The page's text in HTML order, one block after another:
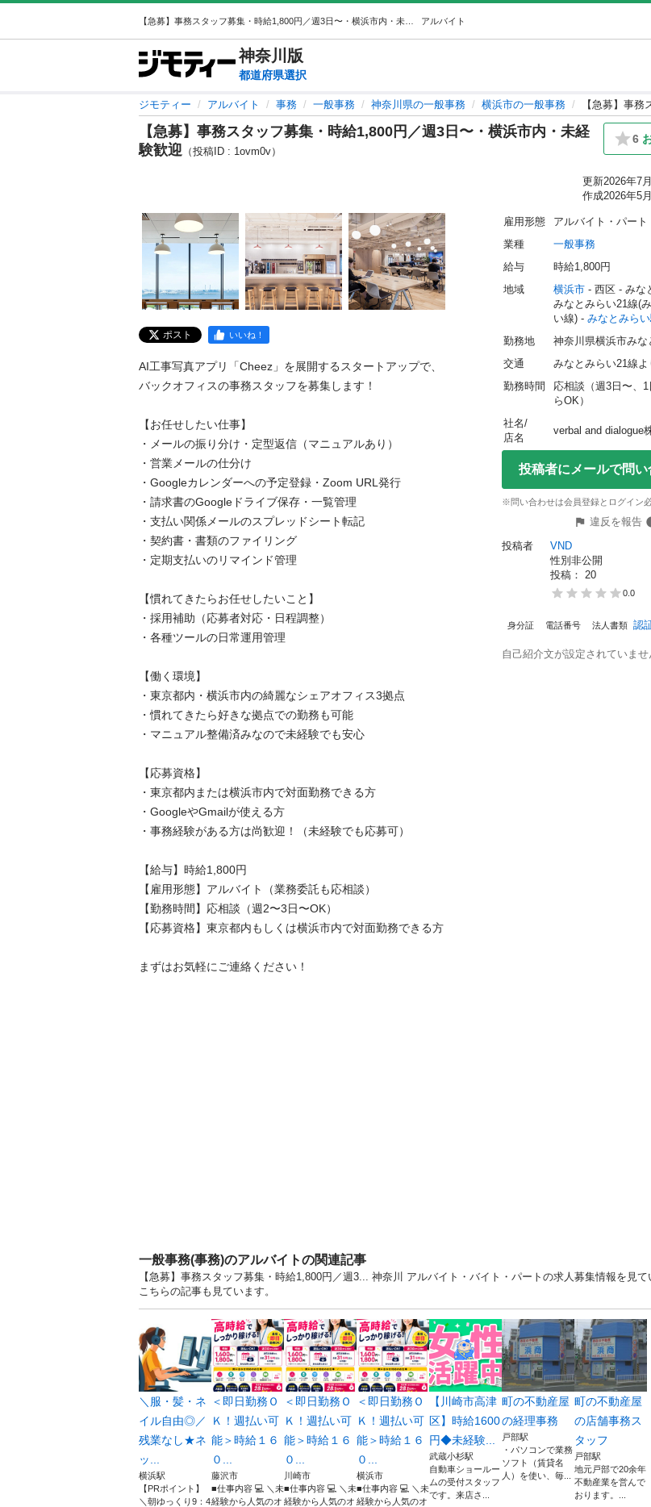
アルバイト
神奈川 版
都道府県選択
ジモティー アルバイト 事務 一般事務 神奈川県の一般事務 横浜市の一般事務 【急募】事
【急募】事務スタッフ募集・時給1,800円／週3日〜・横浜市内・未経
験歓迎 （投稿ID : 1ovm0v）
6
更新2026年7
作成2026年5
ポスト いいね！
AI工事写真アプリ「Cheez」を展開するスタートアップで、
バックオフィスの事務スタッフを募集します！
【お任せしたい仕事】
・メールの振り分け・定型返信（マニュアルあり）
・営業メールの仕分け
・Googleカレンダーへの予定登録・Zoom URL発行
・請求書のGoogleドライブ保存・一覧管理
・支払い関係メールのスプレッドシート転記
・契約書・書類のファイリング
・定期支払いのリマインド管理
【慣れてきたらお任せしたいこと】
・採用補助（応募者対応・日程調整）
・各種ツールの日常運用管理
【働く環境】
・東京都内・横浜市内の綺麗なシェアオフィス3拠点
・慣れてきたら好きな拠点での勤務も可能
・マニュアル整備済みなので未経験でも安心
【応募資格】
・東京都内または横浜市内で対面勤務できる方
・GoogleやGmailが使える方
・事務経験がある方は尚歓迎！（未経験でも応募可）
【給与】時給1,800円
【雇用形態】アルバイト（業務委託も応相談）
【勤務時間】応相談（週2〜3日〜OK）
【応募資格】東京都内もしくは横浜市内で対面勤務できる方
まずはお気軽にご連絡ください！
雇用形態
アルバイト・パート
業種
一般事務
給与
時給1,800円
地域
横浜市 - 西区 - みな
みなとみらい21線(
い線) - みなとみら
勤務地
神奈川県横浜市みな
交通
みなとみらい21線
勤務時間
応相談（週3日〜、
らOK）
社名/
店名
verbal and dialogue
投稿者にメールで問い
※問い合わせは会員登録とログイン
違反を報告
投稿者
VND
性別非公開
投稿： 20
0.0
身分証 電話番号 法人書類 認
自己紹介文が設定されていませ
一般事務(事務)のアルバイトの関連記事
【急募】事務スタッフ募集・時給1,800円／週3... 神奈川 アルバイト・バイト・パートの求人募集情報を見て
こちらの記事も見ています。
＼服・髪・ネ
イル自由◎／
残業なし★ネ
ッ...
横浜駅
【PRポイント】
＼朝ゆっくり9：4
＜即日勤務Ｏ
Ｋ！週払い可
能＞時給１６
０...
藤沢市
■仕事内容 💻 ＼未
経験から人気のオ
＜即日勤務Ｏ
Ｋ！週払い可
能＞時給１６
０...
川崎市
■仕事内容 💻 ＼未
経験から人気のオ
＜即日勤務Ｏ
Ｋ！週払い可
能＞時給１６
０...
横浜市
■仕事内容 💻 ＼未
経験から人気のオ
【川崎市高津
区】時給1600
円◆未経験...
武蔵小杉駅
自動車ショールー
ムの受付スタッフ
です。来店さ...
町の不動産屋
の経理事務
戸部駅
・パソコンで業務
ソフト（賃貸名
人）を使い、毎...
町の不動産屋
の店舗事務ス
タッフ
戸部駅
地元戸部で20余年
不動産業を営んで
おります。...